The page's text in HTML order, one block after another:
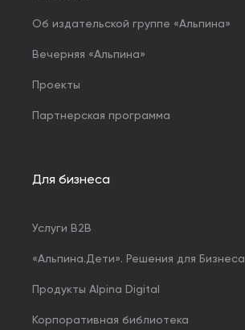
Об издательской группе «Альпина»
Вечерняя «Альпина»
Проекты
Партнерская программа
Для бизнеса
Услуги B2B
«Альпина.Дети». Решения для Бизнеса
Продукты Alpina Digital
Корпоративная библиотека